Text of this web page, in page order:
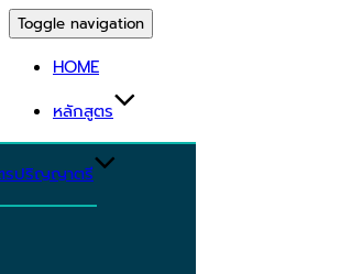
Toggle navigation
HOME
หลักสูตร
รปริญญาตรี